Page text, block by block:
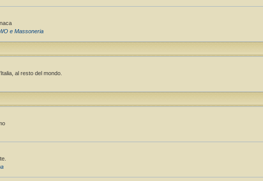
e Massoneria
al resto del mondo.